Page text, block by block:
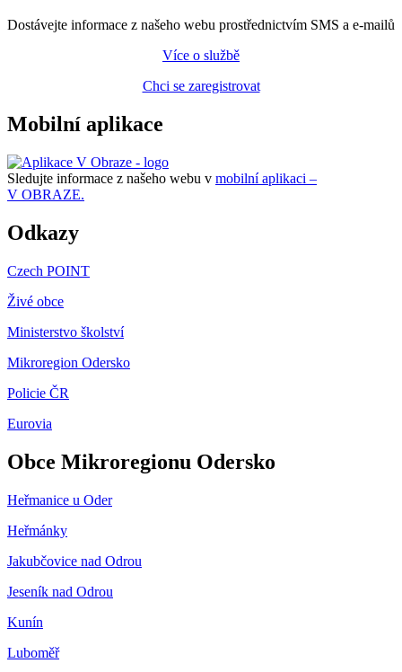
Dostávejte informace z našeho webu prostřednictvím SMS a e-mailů
Více o službě
Chci se zaregistrovat
Mobilní aplikace
Sledujte informace z našeho webu v mobilní aplikaci –
V OBRAZE.
Odkazy
Czech POINT
Živé obce
Ministerstvo školství
Mikroregion Odersko
Policie ČR
Eurovia
Obce Mikroregionu Odersko
Heřmanice u Oder
Heřmánky
Jakubčovice nad Odrou
Jeseník nad Odrou
Kunín
Luboměř